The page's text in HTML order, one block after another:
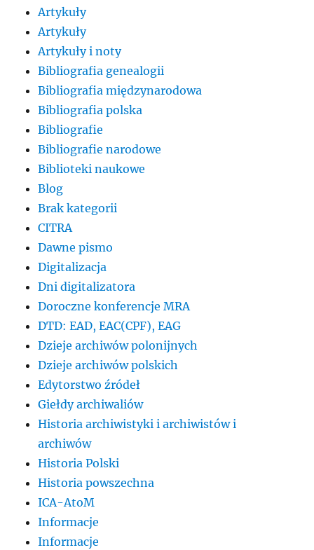
Artykuły
Artykuły
Artykuły i noty
Bibliografia genealogii
Bibliografia międzynarodowa
Bibliografia polska
Bibliografie
Bibliografie narodowe
Biblioteki naukowe
Blog
Brak kategorii
CITRA
Dawne pismo
Digitalizacja
Dni digitalizatora
Doroczne konferencje MRA
DTD: EAD, EAC(CPF), EAG
Dzieje archiwów polonijnych
Dzieje archiwów polskich
Edytorstwo źródeł
Giełdy archiwaliów
Historia archiwistyki i archiwistów i
archiwów
Historia Polski
Historia powszechna
ICA-AtoM
Informacje
Informacje